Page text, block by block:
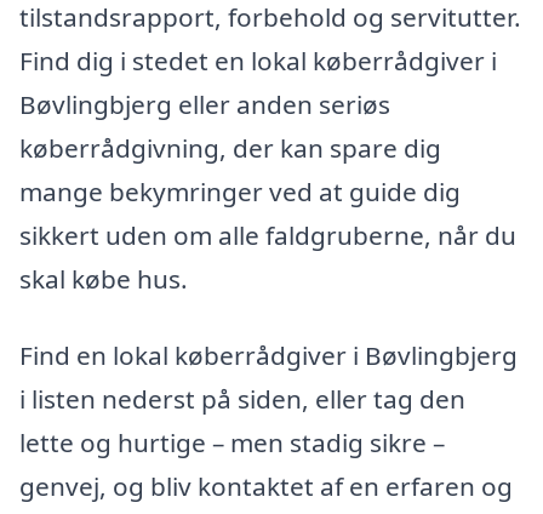
tilstandsrapport, forbehold og servitutter.
Find dig i stedet en lokal køberrådgiver i
Bøvlingbjerg eller anden seriøs
køberrådgivning, der kan spare dig
mange bekymringer ved at guide dig
sikkert uden om alle faldgruberne, når du
skal købe hus.
Find en lokal køberrådgiver i Bøvlingbjerg
i listen nederst på siden, eller tag den
lette og hurtige – men stadig sikre –
genvej, og bliv kontaktet af en erfaren og